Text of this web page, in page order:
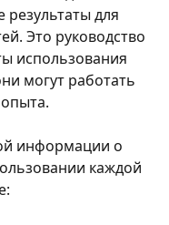
для
Это руководство
использования
могут работать
информации о
каждой